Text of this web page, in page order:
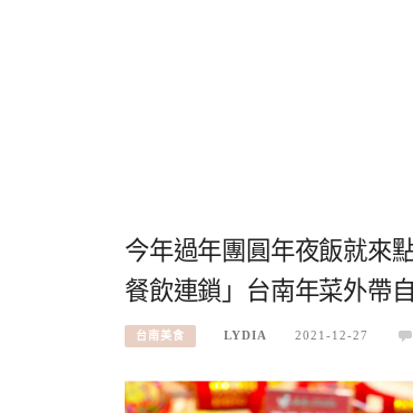
今年過年團圓年夜飯就來
餐飲連鎖」台南年菜外帶
台南美食 LYDIA 2021-12-27